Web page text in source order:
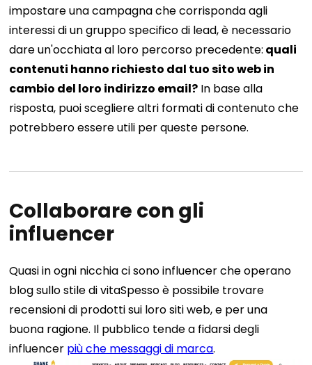
impostare una campagna che corrisponda agli
interessi di un gruppo specifico di lead, è necessario
dare un'occhiata al loro percorso precedente: quali
contenuti hanno richiesto dal tuo sito web in
cambio del loro indirizzo email? In base alla
risposta, puoi scegliere altri formati di contenuto che
potrebbero essere utili per queste persone.
Collaborare con gli
influencer
Quasi in ogni nicchia ci sono influencer che operano
blog sullo stile di vitaSpesso è possibile trovare
recensioni di prodotti sui loro siti web, e per una
buona ragione. Il pubblico tende a fidarsi degli
influencer più che messaggi di marca.